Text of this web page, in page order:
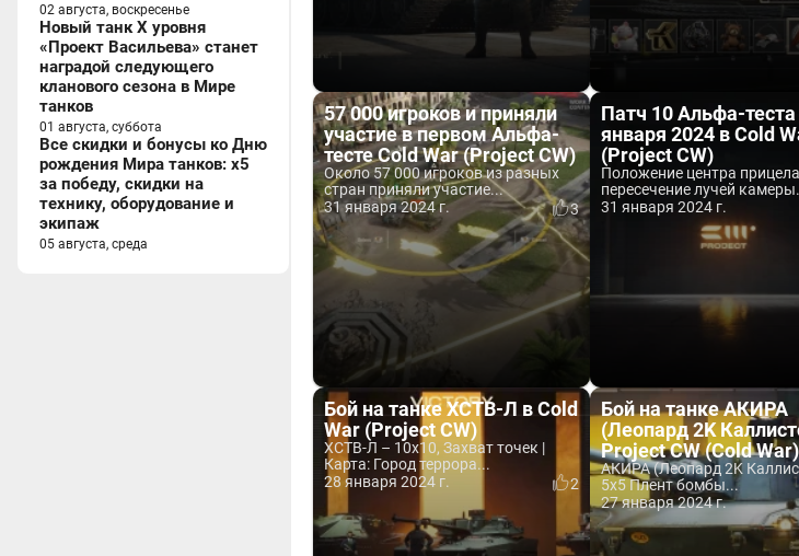
02 августа, воскресенье
Новый танк X уровня
«Проект Васильева» станет
наградой следующего
кланового сезона в Мире
танков
01 августа, суббота
Все скидки и бонусы ко Дню
рождения Мира танков: x5
за победу, скидки на
технику, оборудование и
экипаж
05 августа, среда
57 000 игроков и приняли
участие в первом Альфа-
тесте Cold War (Project CW)
Около 57 000 игроков из разных
стран приняли участие...
31 января 2024 г.
3
Патч 10 Альфа-теста
января 2024 в Cold
(Project CW)
Положение центра
пересечение лучей
31 января 2024 г.
Бой на танке ХСТВ-Л в Cold
War (Project CW)
ХСТВ-Л – 10х10, Захват точек |
Карта: Город террора...
28 января 2024 г.
2
Бой на танке АКИРА
(Леопард 2K
Project CW (Cold War)
АКИРА (Леопард 2K
5x5 Плент бомбы...
27 января 2024 г.